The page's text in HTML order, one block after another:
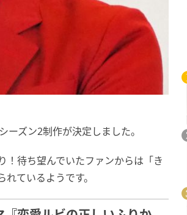
ズン2制作が決定しました。
！待ち望んでいたファンからは「き
ているようです。